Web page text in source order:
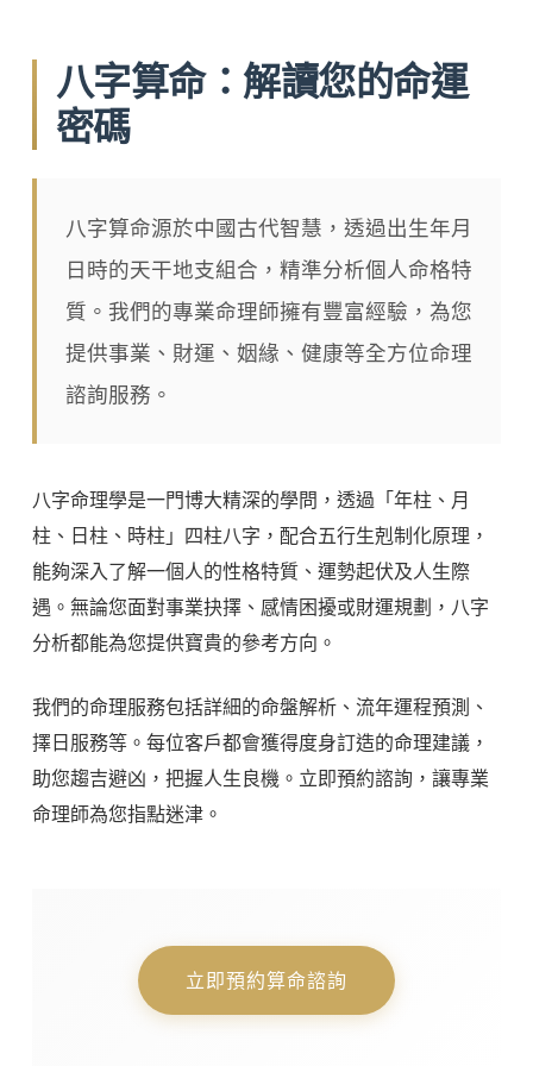
八字算命：解讀您的命運
密碼
八字算命源於中國古代智慧，透過出生年月
日時的天干地支組合，精準分析個人命格特
質。我們的專業命理師擁有豐富經驗，為您
提供事業、財運、姻緣、健康等全方位命理
諮詢服務。
八字命理學是一門博大精深的學問，透過「年柱、月
柱、日柱、時柱」四柱八字，配合五行生剋制化原理，
能夠深入了解一個人的性格特質、運勢起伏及人生際
遇。無論您面對事業抉擇、感情困擾或財運規劃，八字
分析都能為您提供寶貴的參考方向。
我們的命理服務包括詳細的命盤解析、流年運程預測、
擇日服務等。每位客戶都會獲得度身訂造的命理建議，
助您趨吉避凶，把握人生良機。立即預約諮詢，讓專業
命理師為您指點迷津。
立即預約算命諮詢